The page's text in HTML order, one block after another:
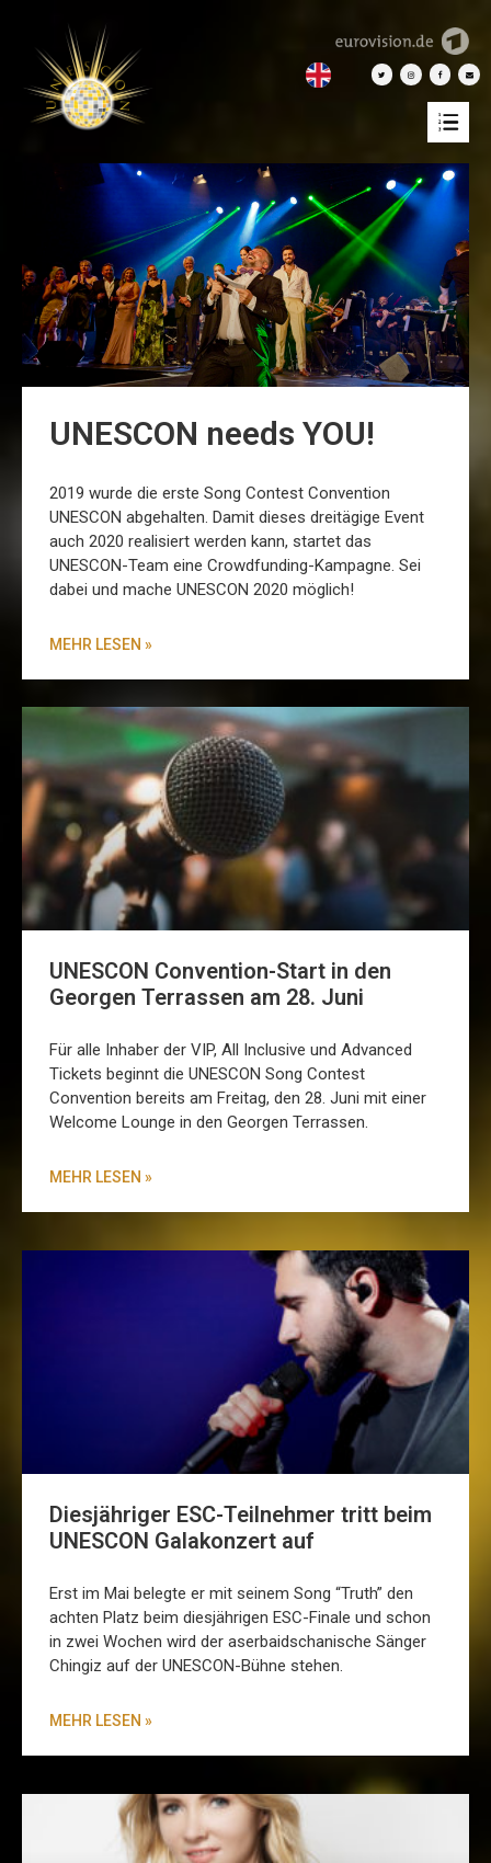
UNESCON needs YOU!
2019 wurde die erste Song Contest Convention
UNESCON abgehalten. Damit dieses dreitägige Event
auch 2020 realisiert werden kann, startet das
UNESCON-Team eine Crowdfunding-Kampagne. Sei
dabei und mache UNESCON 2020 möglich!
MEHR LESEN »
UNESCON Convention-Start in den
Georgen Terrassen am 28. Juni
Für alle Inhaber der VIP, All Inclusive und Advanced
Tickets beginnt die UNESCON Song Contest
Convention bereits am Freitag, den 28. Juni mit einer
Welcome Lounge in den Georgen Terrassen.
MEHR LESEN »
Diesjähriger ESC-Teilnehmer tritt beim
UNESCON Galakonzert auf
Erst im Mai belegte er mit seinem Song “Truth” den
achten Platz beim diesjährigen ESC-Finale und schon
in zwei Wochen wird der aserbaidschanische Sänger
Chingiz auf der UNESCON-Bühne stehen.
MEHR LESEN »